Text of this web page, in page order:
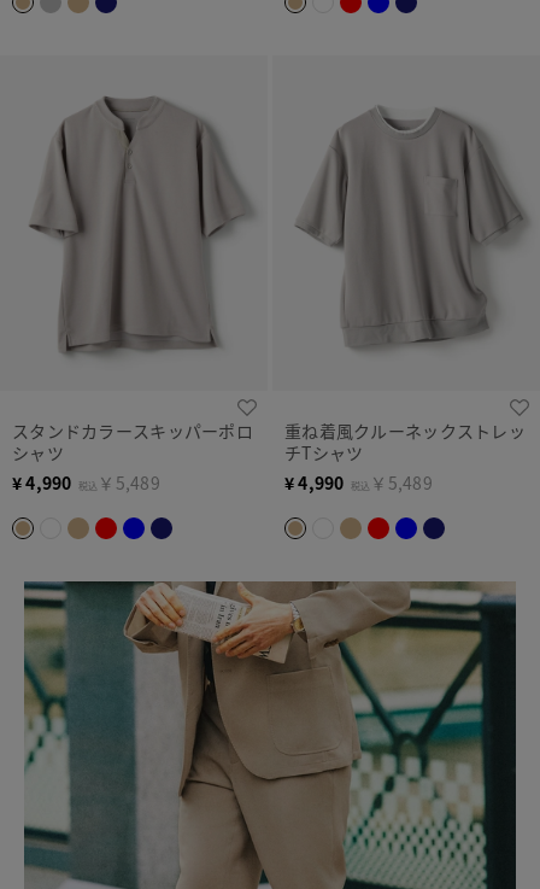
スタンドカラースキッパーポロ
シャツ
¥4,990 税込 ￥5,489
重ね着風クルーネックストレッ
チTシャツ
¥4,990 税込 ￥5,489